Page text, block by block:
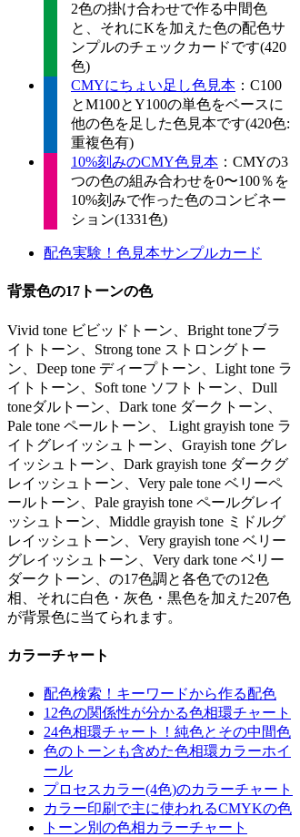
2色の掛け合わせで作る中間色
と、それにKを加えた色の配色サ
ンプルのチェックカードです(420
色)
CMYにちょい足し色見本 ：C100
とM100とY100の単色をベースに
他の色を足した色見本です(420色:
重複色有)
10%刻みのCMY色見本 ：CMYの3
つの色の組み合わせを0〜100％を
10%刻みで作った色のコンビネー
ション(1331色)
配色実験！色見本サンプルカード
背景色の17トーンの色
Vivid tone ビビッドトーン、Bright toneブラ
イトトーン、Strong tone ストロングトー
ン、Deep tone ディープトーン、Light tone ラ
イトトーン、Soft tone ソフトトーン、Dull
toneダルトーン、Dark tone ダークトーン、
Pale tone ペールトーン、 Light grayish tone ラ
イトグレイッシュトーン、Grayish tone グレ
イッシュトーン、Dark grayish tone ダークグ
レイッシュトーン、Very pale tone ベリーペ
ールトーン、Pale grayish tone ペールグレイ
ッシュトーン、Middle grayish tone ミドルグ
レイッシュトーン、Very grayish tone ベリー
グレイッシュトーン、Very dark tone ベリー
ダークトーン、の17色調と各色での12色
相、それに白色・灰色・黒色を加えた207色
が背景色に当てられます。
カラーチャート
配色検索！キーワードから作る配色
12色の関係性が分かる色相環チャート
24色相環チャート！純色とその中間色
色のトーンも含めた色相環カラーホイ
ール
プロセスカラー(4色)のカラーチャート
カラー印刷で主に使われるCMYKの色
トーン別の色相カラーチャート